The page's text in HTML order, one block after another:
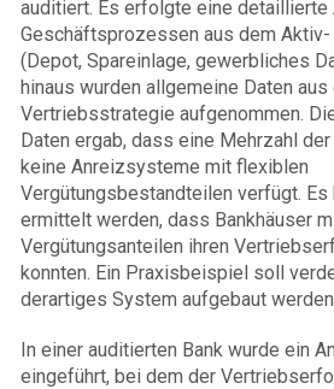
auditiert. Es erfolgte eine detaillierte
Geschäftsprozessen aus dem
(Depot, Spareinlage, gewerbliches
hinaus wurden allgemeine Daten aus
Vertriebsstrategie aufgenommen.
Daten ergab, dass eine Mehrzahl
keine Anreizsysteme mit flexiblen
Vergütungsbestandteilen verfügt. Es
ermittelt werden, dass Bankhäuser
Vergütungsanteilen ihren
konnten. Ein Praxisbeispiel soll
derartiges System aufgebaut werden
In einer auditierten Bank wurde ein
eingeführt, bei dem der